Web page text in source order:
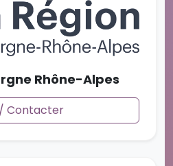
Rhône-Alpes
Contacter